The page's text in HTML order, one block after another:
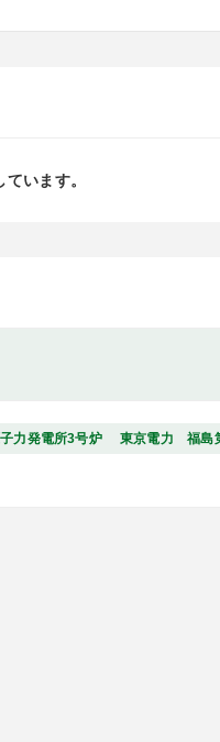
います。
力発電所3号炉 東京電力 福島